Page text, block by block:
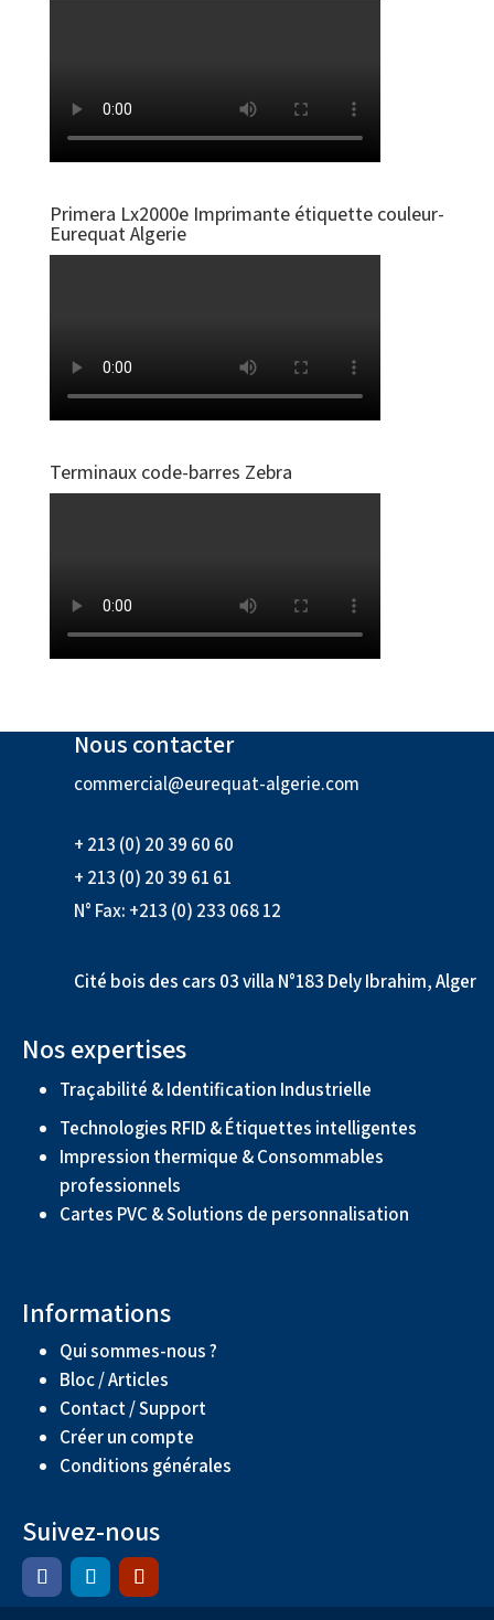
Primera Lx2000e Imprimante étiquette couleur-
Eurequat Algerie
Terminaux code-barres Zebra
Nous contacter
commercial@eurequat-algerie.com
+ 213 (0) 20 39 60 60
+ 213 (0) 20 39 61 61
N° Fax: +213 (0) 233 068 12
Cité bois des cars 03 villa N°183 Dely Ibrahim, Alger
Nos expertises
Traçabilité & Identification Industrielle
Technologies RFID & Étiquettes intelligentes
Impression thermique & Consommables
professionnels
Cartes PVC & Solutions de personnalisation
Informations
Qui sommes-nous ?
Bloc / Articles
Contact / Support
Créer un compte
Conditions générales
Suivez-nous